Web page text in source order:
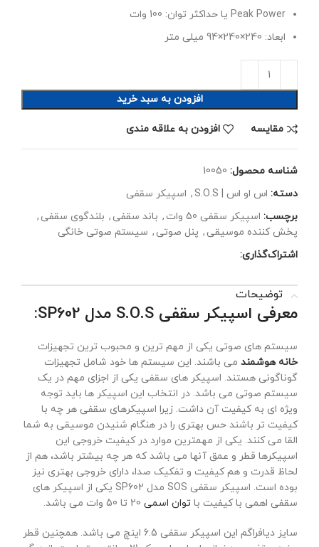
Peak Power یا حداکثر توان: 100 وات
ابعاد: 240×240×94 میلی متر
افزودن به سبد خرید
مقايسه افزودن به علاقه مندی
شناسه محصول: 10050
دسته: اس او اس | S.O.S , اسپیکر سقفی
برچسب: اسپیکر سقفی 50 وات , باند سقفی , بلندگوی سقفی ,
پخش کننده موسیقی , پنل صوتی , سیستم صوتی خانگی
اشتراک‌گذاری:
توضیحات
معرفی اسپیکر سقفی S.O.S مدل SP602:
سیستم های صوتی یکی از مهم ترین و محبوب ترین تجهیزات
خانه هوشمند می باشند. این سیستم ها خود شامل تجهیزات
گوناگونی هستند. اسپیکر های سقفی یکی از اجزای مهم در یک
سیستم صوتی می باشد. در انتخاب این اسپیکر ها باید توجه
ویژه ای به کیفیت آن داشت. زیرا اسپیکرهای سقفی هر چه با
کیفیت تر باشند حس بهتری را در هنگام شنیدن موسیقی به شما
القا می‌ کنند. یکی از مهمترین موارد در کیفیت خروجی این
اسپیکرها قطر و عمق آنها می باشد که هر چه بیشتر باشد، هم از
لحاظ قدرت و هم کیفیت و تفکیک صدا، دارای خروجی بهتری نیز
بوده است. اسپیکر سقفی SOS مدل SP602 یکی از اسپیکر های
سقفی اهمی با کیفیت با توان اسمی
سایز دیافراگم این اسپیکر سقفی 6.5 اینچ می باشد. همچنین قطر